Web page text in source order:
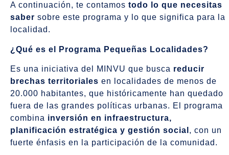
A continuación, te contamos todo lo que necesitas
saber sobre este programa y lo que significa para la
localidad.
¿Qué es el Programa Pequeñas Localidades?
Es una iniciativa del MINVU que busca reducir
brechas territoriales en localidades de menos de
20.000 habitantes, que históricamente han quedado
fuera de las grandes políticas urbanas. El programa
combina inversión en infraestructura,
planificación estratégica y gestión social , con un
fuerte énfasis en la participación de la comunidad.